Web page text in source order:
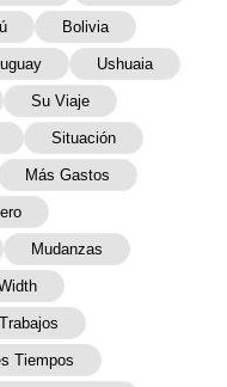
Bolivia
Ushuaia
Su Viaje
Situación
Más Gastos
Mudanzas
Tiempos